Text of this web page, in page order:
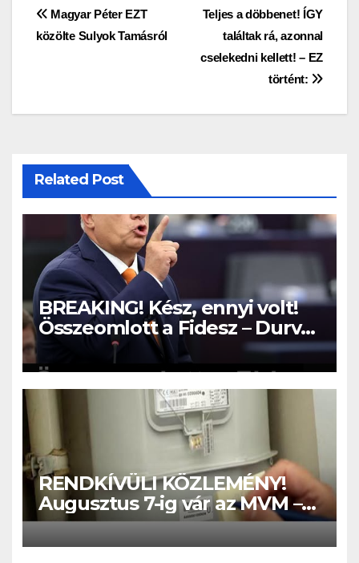
Bejegyzés
navigáció
Teljes a döbbenet! ÍGY
találtak rá, azonnal
cselekedni kellett! – EZ
történt:
Magyar Péter EZT
közölte Sulyok Tamásról
Related Post
BREAKING! Kész, ennyi volt!
Összeomlott a Fidesz – Durva,
ami most történik! –
MUTATJUK:
RENDKÍVÜLI KÖZLEMÉNY!
Augusztus 7-ig vár az MVM –
Aki nem rögzíti a mérőállását,
nagy bajba kerülhet! – EZT